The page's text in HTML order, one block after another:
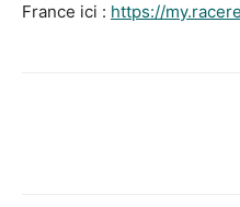
France ici : https://